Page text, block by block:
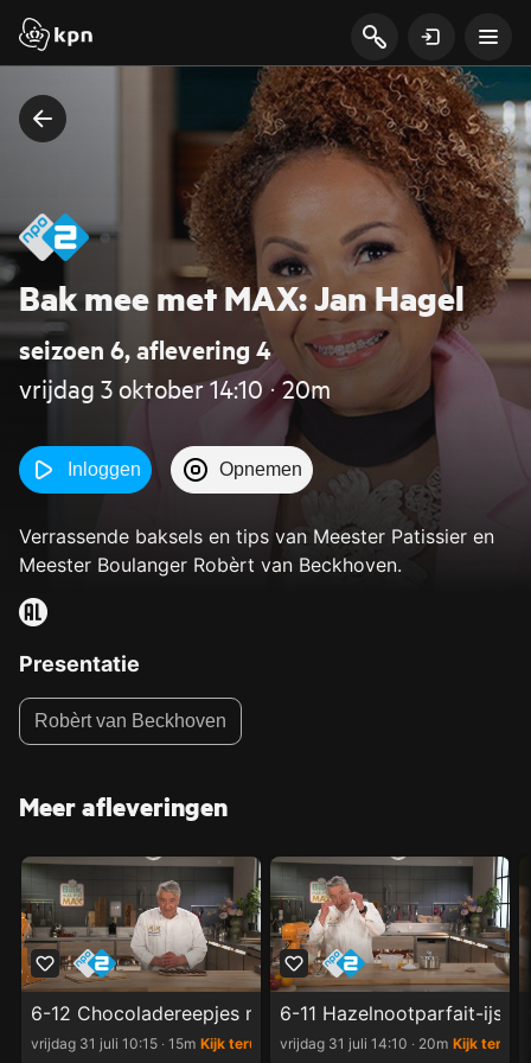
Bak mee met MAX: Jan Hagel
seizoen 6, aflevering 4
vrijdag 3 oktober 14:10 ‧ 20m
Inloggen Opnemen
Verrassende baksels en tips van Meester Patissier en
Meester Boulanger Robèrt van Beckhoven.
Presentatie
Robèrt van Beckhoven
Meer afleveringen
6-12 Chocoladereepjes met pistache-karamelvulling
vrijdag 31 juli 10:15 ‧ 15m Kijk terug
6-11 Hazelnootparfait-ijsjes
vrijdag 31 juli 14:10 ‧ 20m Kijk terug